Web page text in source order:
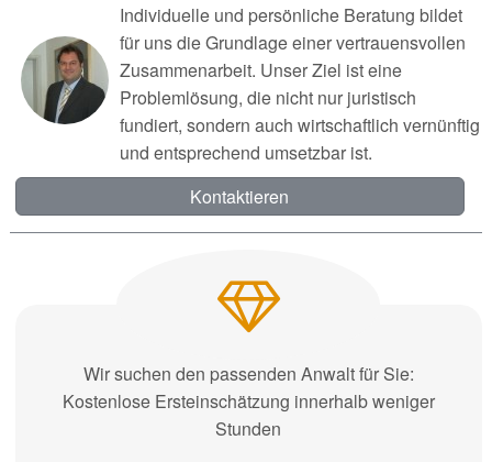
Individuelle und persönliche Beratung bildet
für uns die Grundlage einer vertrauensvollen
Zusammenarbeit. Unser Ziel ist eine
Problemlösung, die nicht nur juristisch
fundiert, sondern auch wirtschaftlich vernünftig
und entsprechend umsetzbar ist.
Kontaktieren
Wir suchen den passenden Anwalt für Sie:
Kostenlose Ersteinschätzung innerhalb weniger
Stunden